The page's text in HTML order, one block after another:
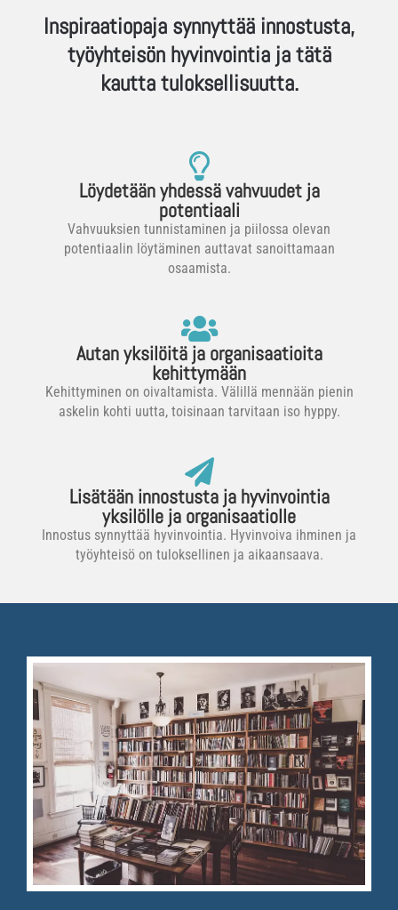
Inspiraatiopaja synnyttää innostusta,
työyhteisön hyvinvointia ja tätä
kautta tuloksellisuutta.
Löydetään yhdessä vahvuudet ja
potentiaali
Vahvuuksien tunnistaminen ja piilossa olevan
potentiaalin löytäminen auttavat sanoittamaan
osaamista.
Autan yksilöitä ja organisaatioita
kehittymään
Kehittyminen on oivaltamista. Välillä mennään pienin
askelin kohti uutta, toisinaan tarvitaan iso hyppy.
Lisätään innostusta ja hyvinvointia
yksilölle ja organisaatiolle
Innostus synnyttää hyvinvointia. Hyvinvoiva ihminen ja
työyhteisö on tuloksellinen ja aikaansaava.